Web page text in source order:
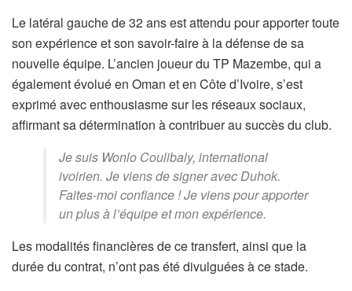
Le latéral gauche de 32 ans est attendu pour apporter toute
son expérience et son savoir-faire à la défense de sa
nouvelle équipe. L’ancien joueur du TP Mazembe, qui a
également évolué en Oman et en Côte d’Ivoire, s’est
exprimé avec enthousiasme sur les réseaux sociaux,
affirmant sa détermination à contribuer au succès du club.
Je suis Wonlo Coulibaly, international
ivoirien. Je viens de signer avec Duhok.
Faites-moi confiance ! Je viens pour apporter
un plus à l’équipe et mon expérience.
Les modalités financières de ce transfert, ainsi que la
durée du contrat, n’ont pas été divulguées à ce stade.